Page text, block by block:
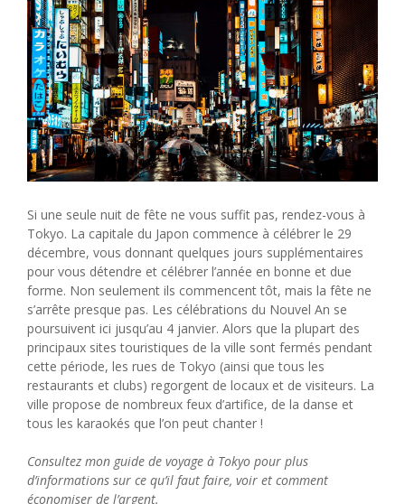
Si une seule nuit de fête ne vous suffit pas, rendez-vous à
Tokyo. La capitale du Japon commence à célébrer le 29
décembre, vous donnant quelques jours supplémentaires
pour vous détendre et célébrer l’année en bonne et due
forme. Non seulement ils commencent tôt, mais la fête ne
s’arrête presque pas. Les célébrations du Nouvel An se
poursuivent ici jusqu’au 4 janvier. Alors que la plupart des
principaux sites touristiques de la ville sont fermés pendant
cette période, les rues de Tokyo (ainsi que tous les
restaurants et clubs) regorgent de locaux et de visiteurs. La
ville propose de nombreux feux d’artifice, de la danse et
tous les karaokés que l’on peut chanter !
Consultez mon guide de voyage à Tokyo pour plus
d’informations sur ce qu’il faut faire, voir et comment
économiser de l’argent.